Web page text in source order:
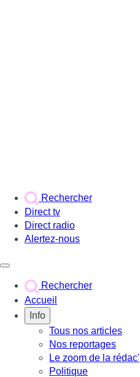
Rechercher
Direct tv
Direct radio
Alertez-nous
Rechercher
Accueil
Info
Tous nos articles
Nos reportages
Le zoom de la rédac'
Politique